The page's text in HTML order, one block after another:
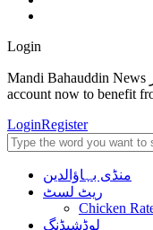
Login
Mandi Bahauddin News منڈی بہاءالدین نیوز Log in or create an
account now to benefit
LoginRegister
منڈی بہاؤالدین
ریٹ لسٹ
Chicken
لوڈشیڈنگ